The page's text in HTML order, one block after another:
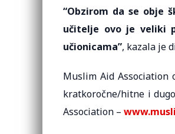
“Obzirom da se obje
učitelje ovo je veliki
učionicama”, kazala je
Muslim Aid Association
kratkoročne/hitne i
Association –